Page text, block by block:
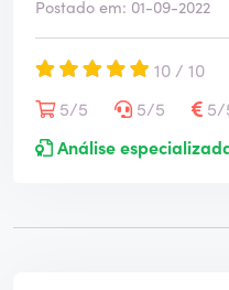
Postado em: 01-09-2022
10 / 10
5/5
5/5 5/
Análise